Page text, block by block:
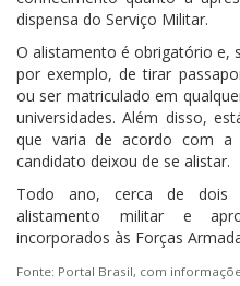
dispensa do Serviço Militar.
O alistamento é obrigatório e,
por exemplo, de tirar
ou ser matriculado em
universidades. Além disso,
que varia de acordo com
candidato deixou de se alistar.
Todo ano, cerca de dois
alistamento militar e
incorporados às Forças
Fonte: Portal Brasil, com